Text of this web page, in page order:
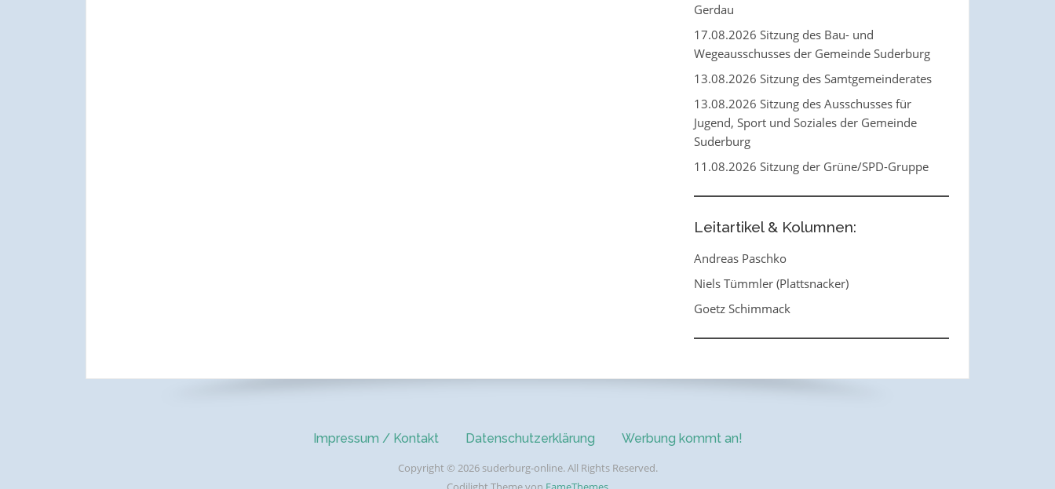
Gerdau
17.08.2026 Sitzung des Bau- und
Wegeausschusses der Gemeinde Suderburg
13.08.2026 Sitzung des Samtgemeinderates
13.08.2026 Sitzung des Ausschusses für
Jugend, Sport und Soziales der Gemeinde
Suderburg
11.08.2026 Sitzung der Grüne/SPD-Gruppe
Leitartikel & Kolumnen:
Andreas Paschko
Niels Tümmler (Plattsnacker)
Goetz Schimmack
Impressum / Kontakt Datenschutzerklärung Werbung kommt an!
Copyright © 2026 suderburg-online. All Rights Reserved.